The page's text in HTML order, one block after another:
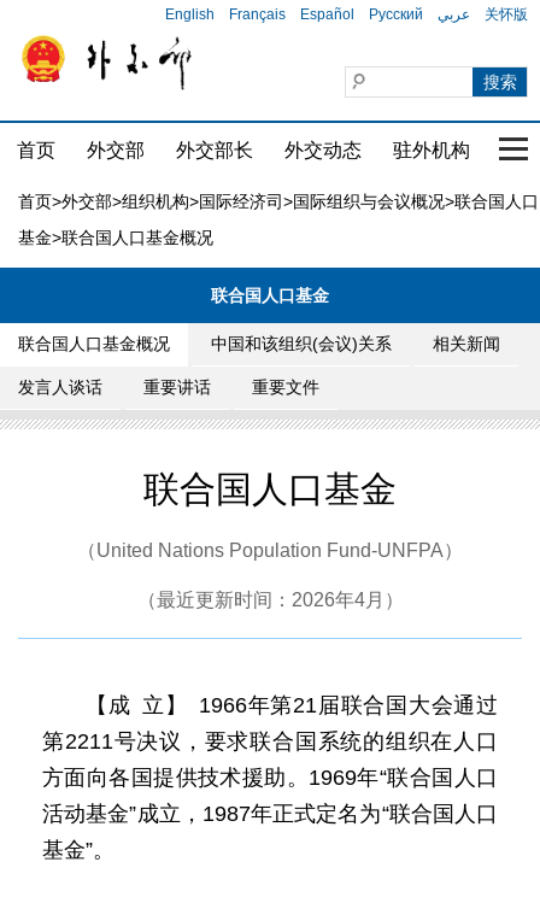
English Français Español Русский عربي 关怀版
首页 外交部 外交部长 外交动态 驻外机构 国
首页>外交部>组织机构>国际经济司>国际组织与会议概况>联合国人口
基金>联合国人口基金概况
联合国人口基金
联合国人口基金概况 中国和该组织(会议)关系 相关新闻
发言人谈话 重要讲话 重要文件
联合国人口基金
（United Nations Population Fund-UNFPA）
（最近更新时间：2026年4月）
【成 立】 1966年第21届联合国大会通过
第2211号决议，要求联合国系统的组织在人口
方面向各国提供技术援助。1969年“联合国人口
活动基金”成立，1987年正式定名为“联合国人口
基金”。